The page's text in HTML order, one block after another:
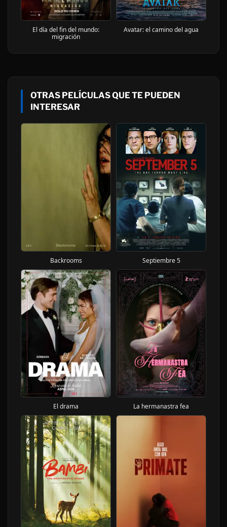
El día del fin del mundo:
migración
Avatar: el camino del agua
OTRAS PELÍCULAS QUE TE PUEDEN
INTERESAR
Backrooms Septiembre 5
El drama La hermanastra fea